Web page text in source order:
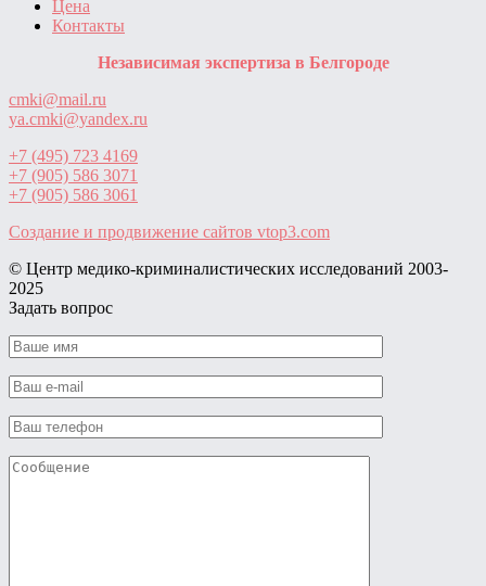
Цена
Контакты
Независимая экспертиза в Белгороде
cmki@mail.ru
ya.cmki@yandex.ru
+7 (495) 723 4169
+7 (905) 586 3071
+7 (905) 586 3061
Создание и продвижение сайтов vtop3.com
© Центр медико-криминалистических исследований ‎2003-
2025
Задать вопрос